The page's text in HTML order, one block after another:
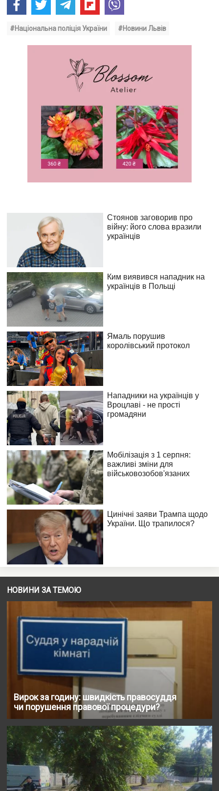
#Національна поліція України #Новини Львів
НОВИНИ ЗА ТЕМОЮ
Вирок за годину: швидкість правосуддя
чи порушення правової процедури?